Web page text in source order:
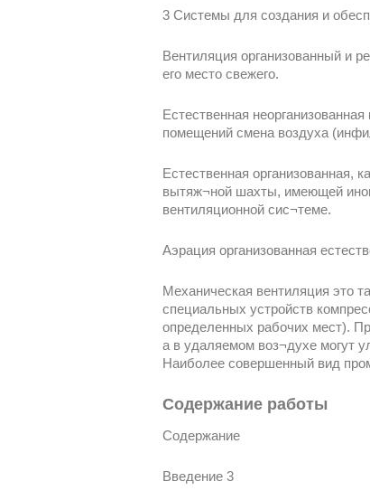
3 Системы для создания и
Вентиляция организованный и
его место свежего.
Естественная
помещений смена воздуха
Естественная организованная,
вытяж¬ной шахты, имеющей
вентиляционной сис¬теме.
Аэрация организованная
Механическая вентиляция это
специальных устройств
определенных рабочих мест).
а в удаляемом воз¬духе могут
Наиболее совершенный вид
Содержание работы
Содержание
Введение 3